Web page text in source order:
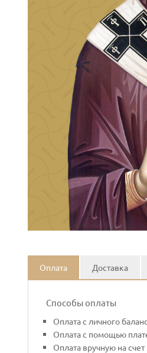
Оплата Доставка
Способы оплаты
Оплата с личного
Оплата с помощью
Оплата вручную на счет